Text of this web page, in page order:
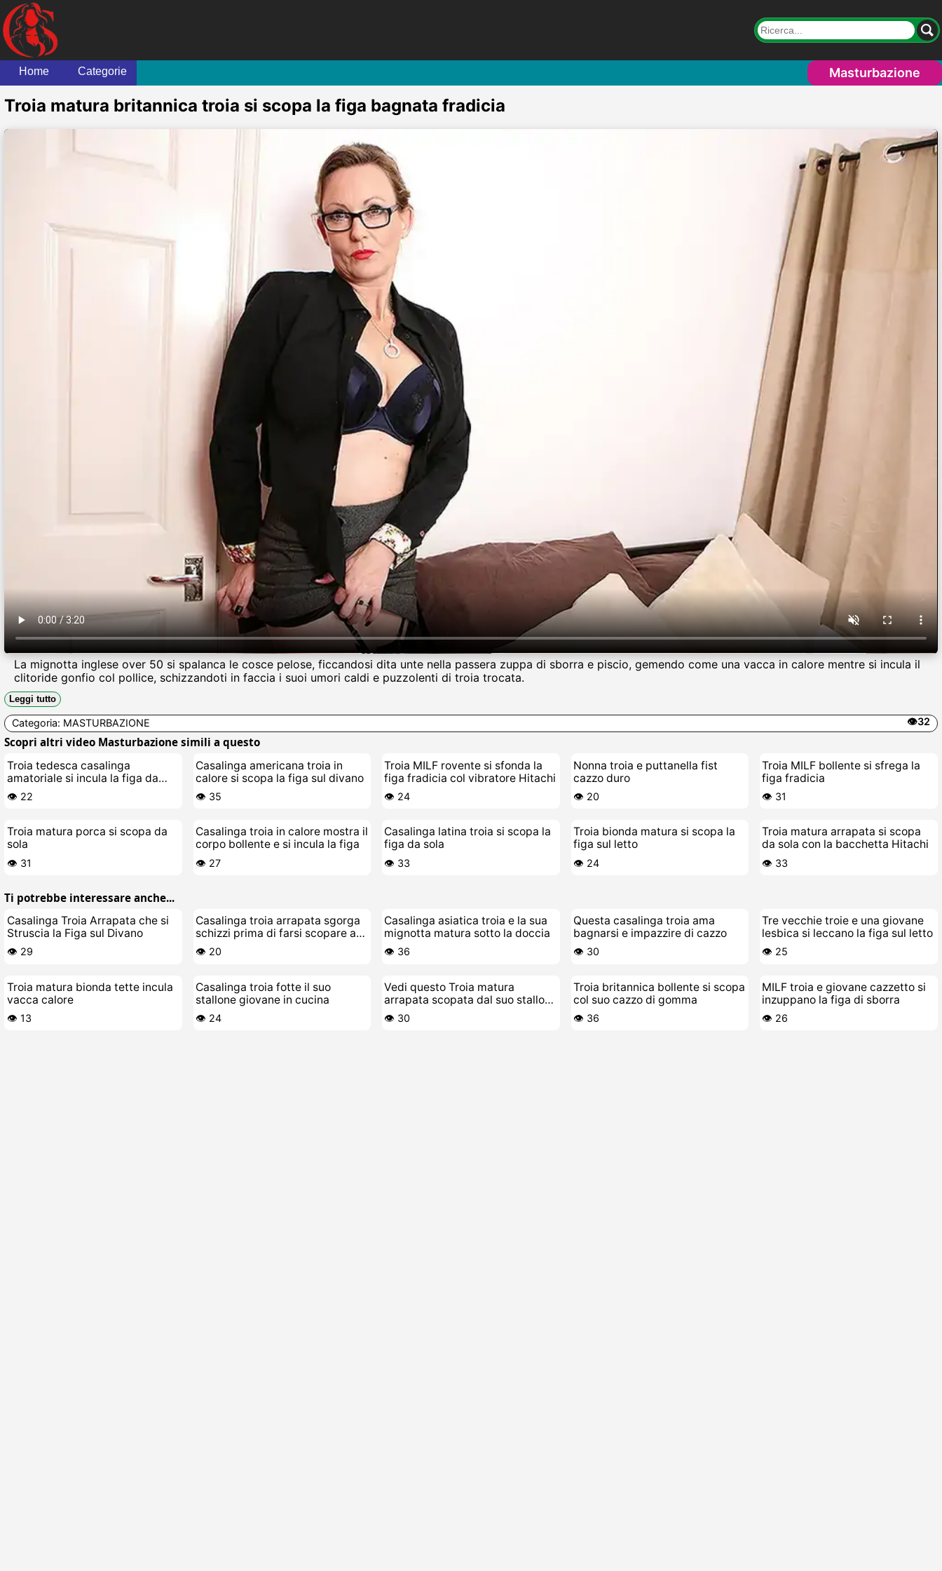
Home Categorie Masturbazione
Troia matura britannica troia si scopa la figa bagnata fradicia
La mignotta inglese over 50 si spalanca le cosce pelose, ficcandosi dita unte nella passera zuppa di sborra e piscio, gemendo come una vacca in calore mentre si incula il
clitoride gonfio col pollice, schizzandoti in faccia i suoi umori caldi e puzzolenti di troia trocata.
Leggi tutto
Categoria: MASTURBAZIONE 👁️32
Scopri altri video Masturbazione simili a questo
Troia tedesca casalinga
amatoriale si incula la figa da
sola
👁️ 22
Casalinga americana troia in
calore si scopa la figa sul divano
👁️ 35
Troia MILF rovente si sfonda la
figa fradicia col vibratore Hitachi
👁️ 24
Nonna troia e puttanella fist
cazzo duro
👁️ 20
Troia MILF bollente si sfrega la
figa fradicia
👁️ 31
Troia matura porca si scopa da
sola
👁️ 31
Casalinga troia in calore mostra il
corpo bollente e si incula la figa
👁️ 27
Casalinga latina troia si scopa la
figa da sola
👁️ 33
Troia bionda matura si scopa la
figa sul letto
👁️ 24
Troia matura arrapata si scopa
da sola con la bacchetta Hitachi
👁️ 33
Ti potrebbe interessare anche...
Casalinga Troia Arrapata che si
Struscia la Figa sul Divano
👁️ 29
Casalinga troia arrapata sgorga
schizzi prima di farsi scopare a
cazzo duro
👁️ 20
Casalinga asiatica troia e la sua
mignotta matura sotto la doccia
👁️ 36
Questa casalinga troia ama
bagnarsi e impazzire di cazzo
👁️ 30
Tre vecchie troie e una giovane
lesbica si leccano la figa sul letto
👁️ 25
Troia matura bionda tette incula
vacca calore
👁️ 13
Casalinga troia fotte il suo
stallone giovane in cucina
👁️ 24
Vedi questo Troia matura
arrapata scopata dal suo stallone
giovane
👁️ 30
Troia britannica bollente si scopa
col suo cazzo di gomma
👁️ 36
MILF troia e giovane cazzetto si
inzuppano la figa di sborra
👁️ 26